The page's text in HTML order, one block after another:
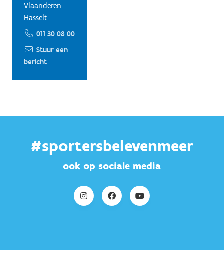
Vlaanderen
Hasselt
011 30 08 00
Stuur een
bericht
#sportersbelevenmeer
ook op sociale media